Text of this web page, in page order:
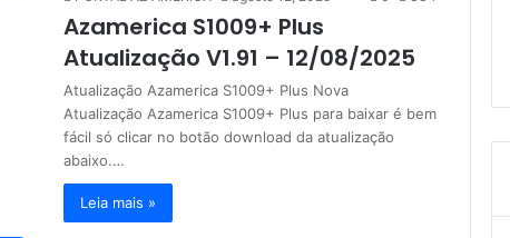
Azamerica S1009+ Plus
Atualização V1.91 – 12/08/2025
Atualização Azamerica S1009+ Plus Nova
Atualização Azamerica S1009+ Plus para baixar é bem
fácil só clicar no botão download da atualização
abaixo.…
Leia mais »